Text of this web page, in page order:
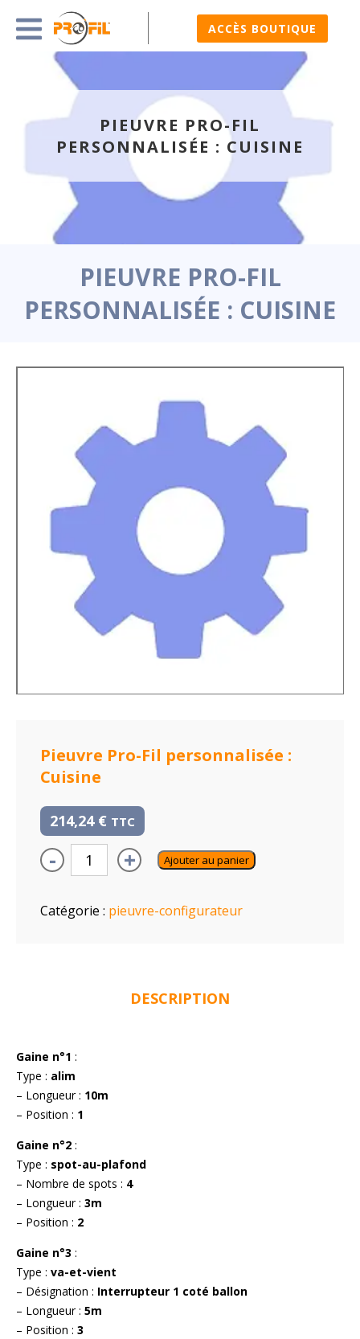
ACCÈS BOUTIQUE
PIEUVRE PRO-FIL
PERSONNALISÉE : CUISINE
PIEUVRE PRO-FIL
PERSONNALISÉE : CUISINE
Pieuvre Pro-Fil personnalisée :
Cuisine
214,24 € TTC
- + Ajouter au panier
Catégorie : pieuvre-configurateur
DESCRIPTION
Gaine n°1 :
Type : alim
– Longueur : 10m
– Position : 1
Gaine n°2 :
Type : spot-au-plafond
– Nombre de spots : 4
– Longueur : 3m
– Position : 2
Gaine n°3 :
Type : va-et-vient
– Désignation : Interrupteur 1 coté ballon
– Longueur : 5m
– Position : 3